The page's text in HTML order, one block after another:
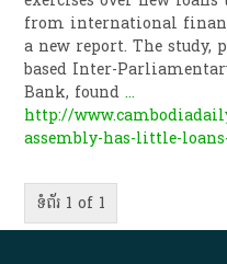
from international
a new report. The study,
based Inter-
Bank, found...
http://
assembly-has-little-
ទំព័រ 1 of 1